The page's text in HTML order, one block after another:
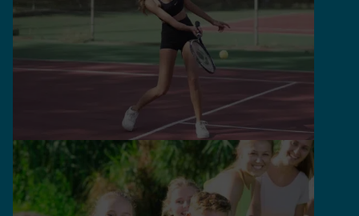
Erwachsenenaugen zum Leuchten bringt.